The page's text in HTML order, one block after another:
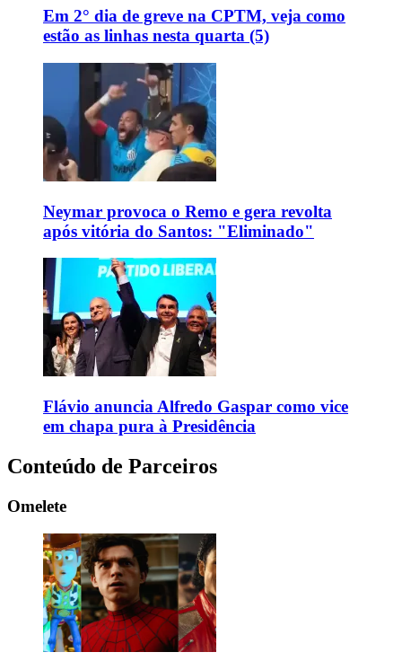
Em 2° dia de greve na CPTM, veja como
estão as linhas nesta quarta (5)
Neymar provoca o Remo e gera revolta
após vitória do Santos: "Eliminado"
Flávio anuncia Alfredo Gaspar como vice
em chapa pura à Presidência
Conteúdo de Parceiros
Omelete